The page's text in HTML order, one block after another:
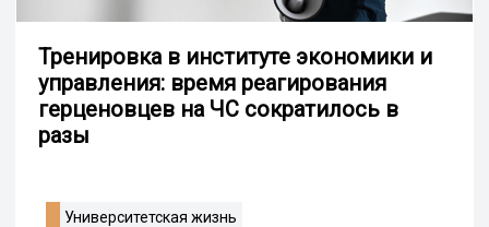
Тренировка в институте экономики и
управления: время реагирования
герценовцев на ЧС сократилось в
разы
Университетская жизнь